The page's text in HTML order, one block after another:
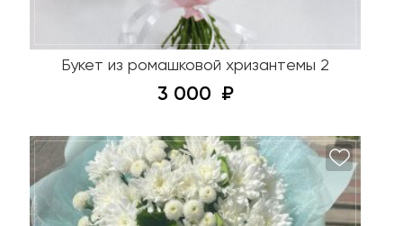
Букет из ромашковой хризантемы 2
3 000